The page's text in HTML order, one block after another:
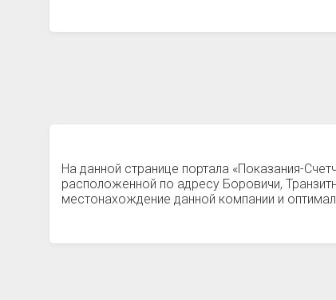
На данной странице портала «Показания-
расположенной по адресу Боровичи,
местонахождение данной компании и